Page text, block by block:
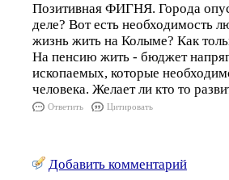
Позитивная ФИГНЯ. Города
деле? Вот есть необходимость
жизнь жить на Колыме? Как
На пенсию жить - бюджет
ископаемых, которые
человека. Желает ли кто то
Ответить Цитировать
Добавить комментарий